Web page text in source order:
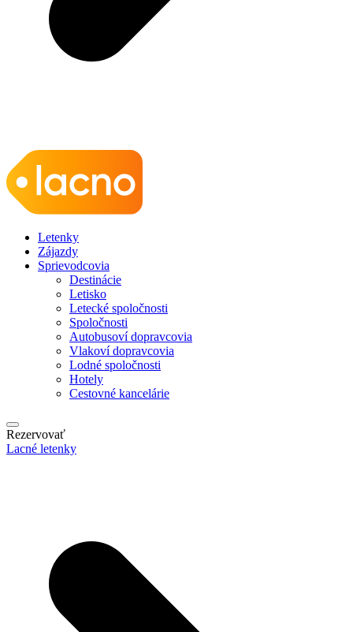
Letenky
Zájazdy
Sprievodcovia
Destinácie
Letisko
Letecké spoločnosti
Spoločnosti
Autobusoví dopravcovia
Vlakoví dopravcovia
Lodné spoločnosti
Hotely
Cestovné kancelárie
Rezervovať
Lacné letenky